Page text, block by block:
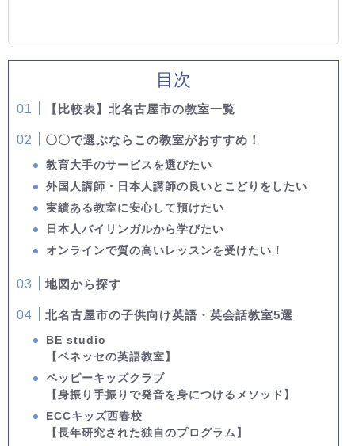
目次
【比較表】北名古屋市の教室一覧
〇〇で選ぶならこの教室がおすすめ！
教育大手のサービスを選びたい
外国人講師・日本人講師の良いとこどりをしたい
実績ある教室に安心して預けたい
日本人バイリンガルから学びたい
オンラインで質の高いレッスンを受けたい！
地図から探す
北名古屋市の子供向け英語・英会話教室5選
BE studio
【ベネッセの英語教室】
ペッピーキッズクラブ
【身振り手振りで発音を身につけるメソッド】
ECCキッズ西春校
【長年研究された独自のプログラム】